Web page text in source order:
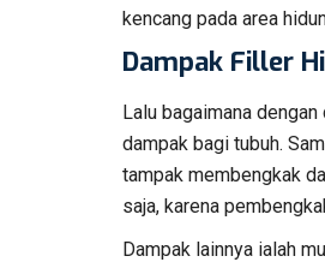
kencang pada area
Dampak Filler
Lalu bagaimana dengan
dampak bagi tubuh.
tampak membengkak
saja, karena
Dampak lainnya ialah